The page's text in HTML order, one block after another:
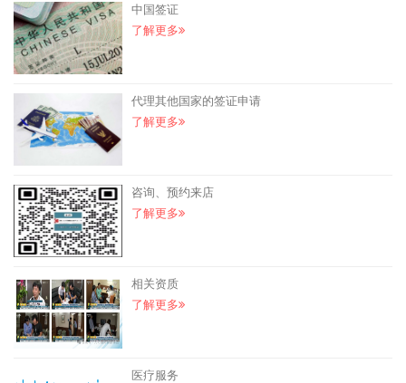
中国签证
了解更多
代理其他国家的签证申请
了解更多
咨询、预约来店
了解更多
相关资质
了解更多
医疗服务